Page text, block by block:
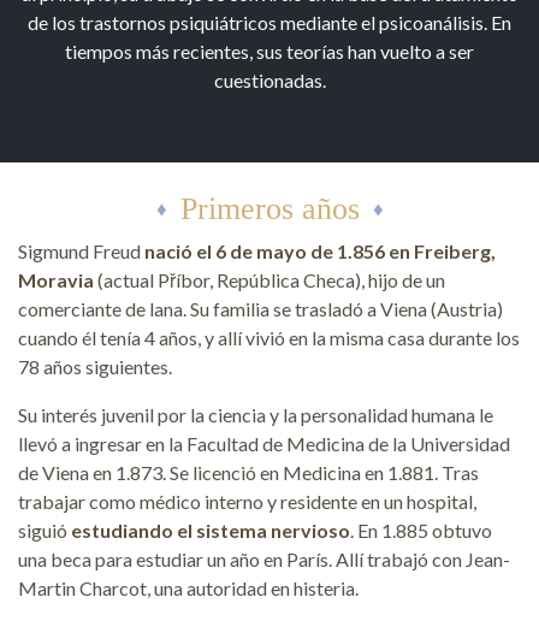
de los trastornos psiquiátricos mediante el psicoanálisis. En
tiempos más recientes, sus teorías han vuelto a ser
cuestionadas.
Primeros años
Sigmund Freud nació el 6 de mayo de 1.856 en Freiberg,
Moravia (actual Příbor, República Checa), hijo de un
comerciante de lana. Su familia se trasladó a Viena (Austria)
cuando él tenía 4 años, y allí vivió en la misma casa durante los
78 años siguientes.
Su interés juvenil por la ciencia y la personalidad humana le
llevó a ingresar en la Facultad de Medicina de la Universidad
de Viena en 1.873. Se licenció en Medicina en 1.881. Tras
trabajar como médico interno y residente en un hospital,
siguió estudiando el sistema nervioso . En 1.885 obtuvo
una beca para estudiar un año en París. Allí trabajó con Jean-
Martin Charcot, una autoridad en histeria.